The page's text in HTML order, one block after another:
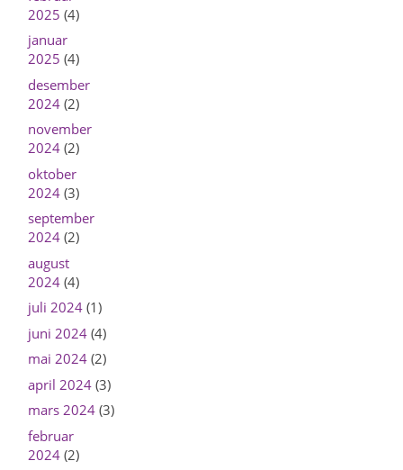
2025 (4)
januar
2025 (4)
desember
2024(2)
november
2024(2)
oktober
2024(3)
september
2024(2)
august
2024(4)
juli 2024(1)
juni 2024(4)
mai 2024(2)
april 2024(3)
mars 2024(3)
februar
2024(2)